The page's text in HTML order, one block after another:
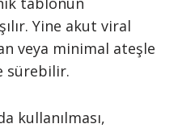
Yine akut viral
veya minimal ateşle
sürebilir.
kullanılması,